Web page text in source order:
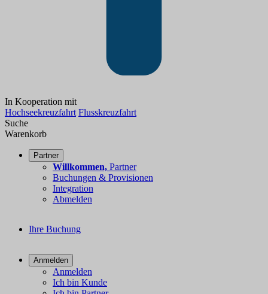
In Kooperation mit
Hochseekreuzfahrt Flusskreuzfahrt
Suche
Warenkorb
Partner
Willkommen, Partner
Buchungen & Provisionen
Integration
Abmelden
Ihre Buchung
Anmelden
Anmelden
Ich bin Kunde